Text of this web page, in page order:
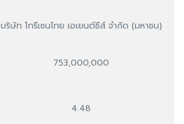
บริษัท โทรีเซนไทย เอเยนต์ซีส์ จำกัด (มหาชน)
753,000,000
4.48